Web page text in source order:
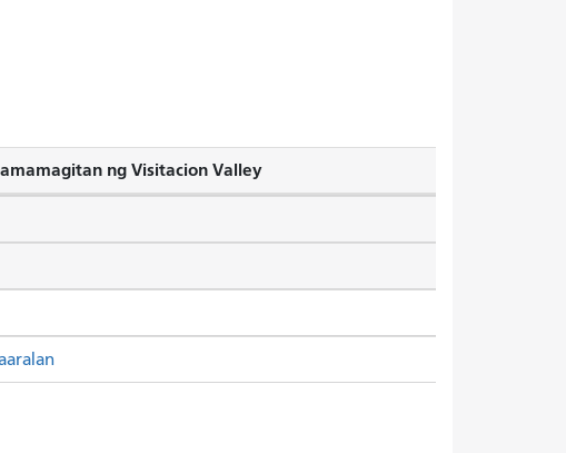
ng Visitacion Valley